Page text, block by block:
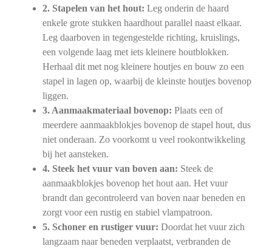
2. Stapelen van het hout: Leg onderin de haard
enkele grote stukken haardhout parallel naast elkaar.
Leg daarboven in tegengestelde richting, kruislings,
een volgende laag met iets kleinere houtblokken.
Herhaal dit met nog kleinere houtjes en bouw zo een
stapel in lagen op, waarbij de kleinste houtjes bovenop
liggen.
3. Aanmaakmateriaal bovenop: Plaats een of
meerdere aanmaakblokjes bovenop de stapel hout, dus
niet onderaan. Zo voorkomt u veel rookontwikkeling
bij het aansteken.
4. Steek het vuur van boven aan: Steek de
aanmaakblokjes bovenop het hout aan. Het vuur
brandt dan gecontroleerd van boven naar beneden en
zorgt voor een rustig en stabiel vlampatroon.
5. Schoner en rustiger vuur: Doordat het vuur zich
langzaam naar beneden verplaatst, verbranden de